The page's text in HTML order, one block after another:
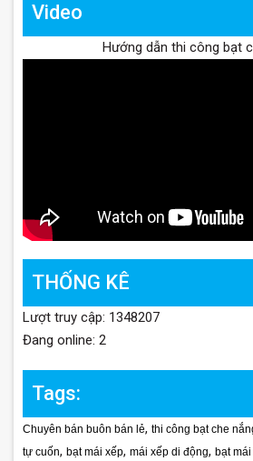
Video
Hướng dẫn thi công bạt
THỐNG KÊ
Lượt truy cập: 1348207
Đang online: 2
Tags:
Chuyên bán buôn bán lẻ, thi công bạt che
tự cuốn, bạt mái xếp, mái xếp di động, bạt